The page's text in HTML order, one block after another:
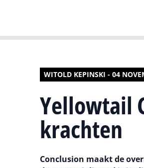
WITOLD KEPINSKI - 04
Yellowtail
krachten
Conclusion maakt de